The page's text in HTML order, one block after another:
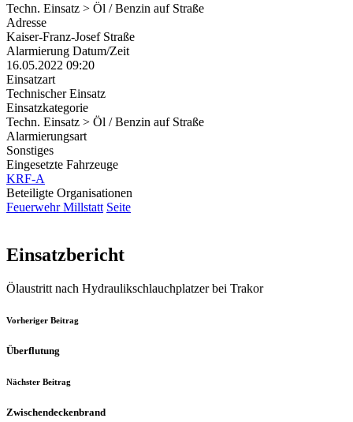
Techn. Einsatz > Öl / Benzin auf Straße
Adresse
Kaiser-Franz-Josef Straße
Alarmierung Datum/Zeit
16.05.2022 09:20
Einsatzart
Technischer Einsatz
Einsatzkategorie
Techn. Einsatz > Öl / Benzin auf Straße
Alarmierungsart
Sonstiges
Eingesetzte Fahrzeuge
KRF-A
Beteiligte Organisationen
Feuerwehr Millstatt Seite
Einsatzbericht
Ölaustritt nach Hydraulikschlauchplatzer bei Trakor
Vorheriger Beitrag
Überflutung
Nächster Beitrag
Zwischendeckenbrand